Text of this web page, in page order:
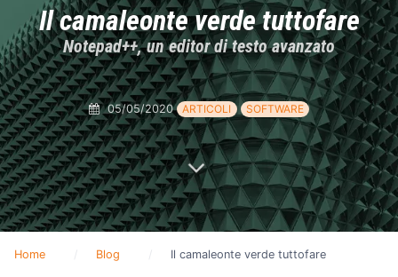
Il camaleonte verde tuttofare
Notepad++, un editor di testo avanzato
05/05/2020 ARTICOLI SOFTWARE
Home Blog Il camaleonte verde tuttofare